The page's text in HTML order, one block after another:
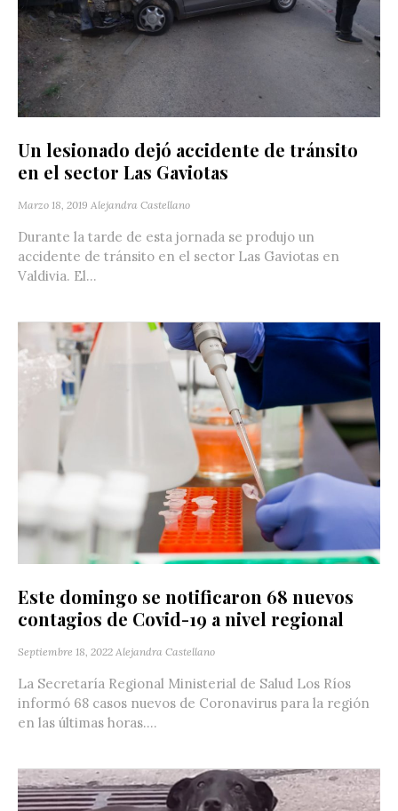
Un lesionado dejó accidente de tránsito
en el sector Las Gaviotas
Marzo 18, 2019 Alejandra Castellano
Durante la tarde de esta jornada se produjo un
accidente de tránsito en el sector Las Gaviotas en
Valdivia. El...
Este domingo se notificaron 68 nuevos
contagios de Covid-19 a nivel regional
Septiembre 18, 2022 Alejandra Castellano
La Secretaría Regional Ministerial de Salud Los Ríos
informó 68 casos nuevos de Coronavirus para la región
en las últimas horas....